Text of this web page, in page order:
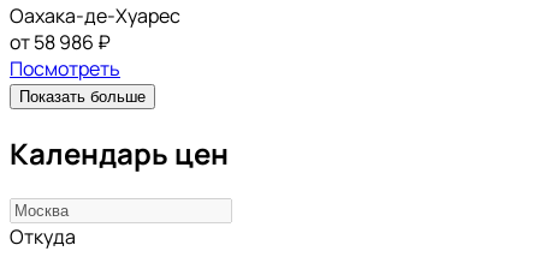
Оахака-де-Хуарес
от 58 986 ₽
Посмотреть
Показать больше
Календарь цен
Откуда